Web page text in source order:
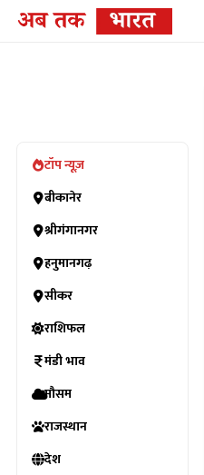
टॉप न्यूज़
बीकानेर
श्रीगंगानगर
हनुमानगढ़
सीकर
राशिफल
मंडी भाव
मौसम
राजस्थान
देश